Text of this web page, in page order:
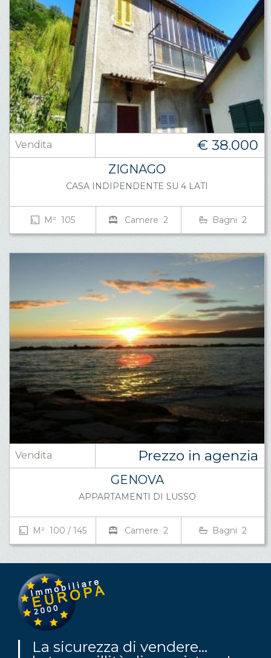
Vendita € 38.000
ZIGNAGO
CASA INDIPENDENTE SU 4 LATI
M² 105 Camere 2 Bagni 2
Vendita Prezzo in agenzia
GENOVA
APPARTAMENTI DI LUSSO
M² 100 / 145 Camere 2 Bagni 2
La sicurezza di vendere...